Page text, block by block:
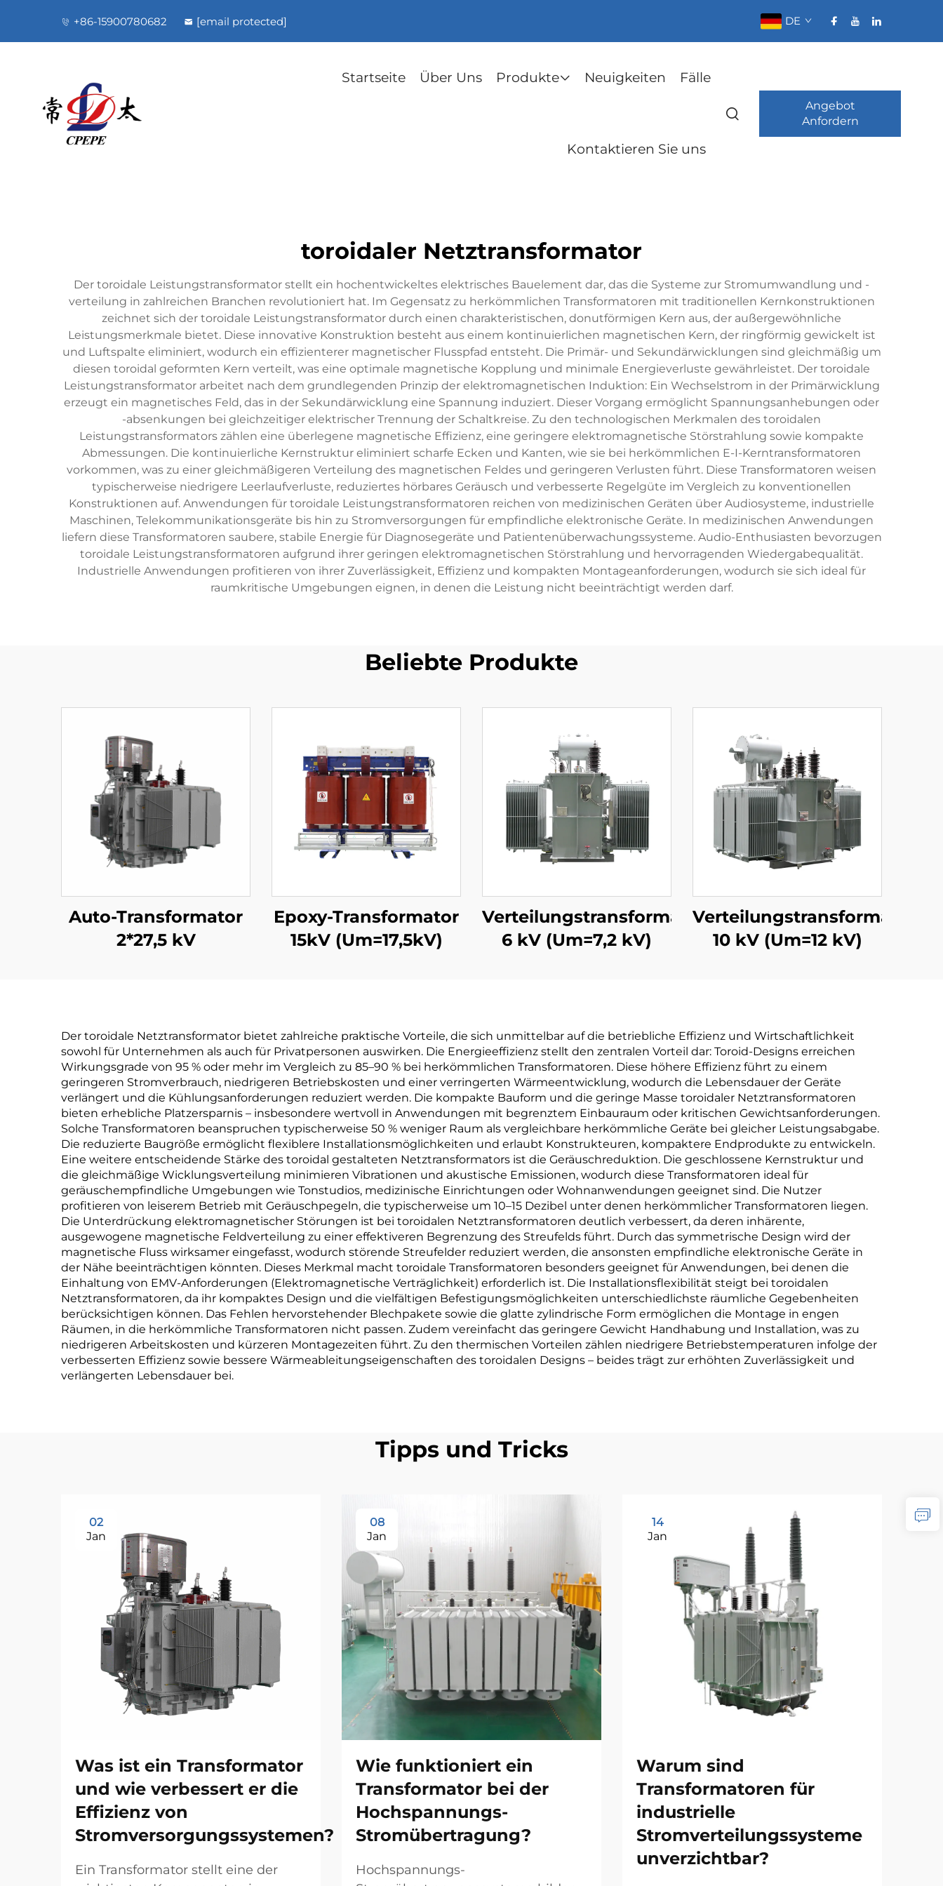
+86-15900780682 [email protected] DE
Startseite Über Uns Produkte Neuigkeiten Fälle
Kontaktieren Sie uns
Angebot
Anfordern
toroidaler Netztransformator
Der toroidale Leistungstransformator stellt ein hochentwickeltes elektrisches Bauelement dar, das die Systeme zur Stromumwandlung und -
verteilung in zahlreichen Branchen revolutioniert hat. Im Gegensatz zu herkömmlichen Transformatoren mit traditionellen Kernkonstruktionen
zeichnet sich der toroidale Leistungstransformator durch einen charakteristischen, donutförmigen Kern aus, der außergewöhnliche
Leistungsmerkmale bietet. Diese innovative Konstruktion besteht aus einem kontinuierlichen magnetischen Kern, der ringförmig gewickelt ist
und Luftspalte eliminiert, wodurch ein effizienterer magnetischer Flusspfad entsteht. Die Primär- und Sekundärwicklungen sind gleichmäßig um
diesen toroidal geformten Kern verteilt, was eine optimale magnetische Kopplung und minimale Energieverluste gewährleistet. Der toroidale
Leistungstransformator arbeitet nach dem grundlegenden Prinzip der elektromagnetischen Induktion: Ein Wechselstrom in der Primärwicklung
erzeugt ein magnetisches Feld, das in der Sekundärwicklung eine Spannung induziert. Dieser Vorgang ermöglicht Spannungsanhebungen oder
-absenkungen bei gleichzeitiger elektrischer Trennung der Schaltkreise. Zu den technologischen Merkmalen des toroidalen
Leistungstransformators zählen eine überlegene magnetische Effizienz, eine geringere elektromagnetische Störstrahlung sowie kompakte
Abmessungen. Die kontinuierliche Kernstruktur eliminiert scharfe Ecken und Kanten, wie sie bei herkömmlichen E-I-Kerntransformatoren
vorkommen, was zu einer gleichmäßigeren Verteilung des magnetischen Feldes und geringeren Verlusten führt. Diese Transformatoren weisen
typischerweise niedrigere Leerlaufverluste, reduziertes hörbares Geräusch und verbesserte Regelgüte im Vergleich zu konventionellen
Konstruktionen auf. Anwendungen für toroidale Leistungstransformatoren reichen von medizinischen Geräten über Audiosysteme, industrielle
Maschinen, Telekommunikationsgeräte bis hin zu Stromversorgungen für empfindliche elektronische Geräte. In medizinischen Anwendungen
liefern diese Transformatoren saubere, stabile Energie für Diagnosegeräte und Patientenüberwachungssysteme. Audio-Enthusiasten bevorzugen
toroidale Leistungstransformatoren aufgrund ihrer geringen elektromagnetischen Störstrahlung und hervorragenden Wiedergabequalität.
Industrielle Anwendungen profitieren von ihrer Zuverlässigkeit, Effizienz und kompakten Montageanforderungen, wodurch sie sich ideal für
raumkritische Umgebungen eignen, in denen die Leistung nicht beeinträchtigt werden darf.
Beliebte Produkte
Auto-Transformator
2*27,5 kV
Epoxy-Transformator
15kV (Um=17,5kV)
Verteilungstransformator
6 kV (Um=7,2 kV)
Verteilungstransformator
10 kV (Um=12 kV)
Der toroidale Netztransformator bietet zahlreiche praktische Vorteile, die sich unmittelbar auf die betriebliche Effizienz und Wirtschaftlichkeit
sowohl für Unternehmen als auch für Privatpersonen auswirken. Die Energieeffizienz stellt den zentralen Vorteil dar: Toroid-Designs erreichen
Wirkungsgrade von 95 % oder mehr im Vergleich zu 85–90 % bei herkömmlichen Transformatoren. Diese höhere Effizienz führt zu einem
geringeren Stromverbrauch, niedrigeren Betriebskosten und einer verringerten Wärmeentwicklung, wodurch die Lebensdauer der Geräte
verlängert und die Kühlungsanforderungen reduziert werden. Die kompakte Bauform und die geringe Masse toroidaler Netztransformatoren
bieten erhebliche Platzersparnis – insbesondere wertvoll in Anwendungen mit begrenztem Einbauraum oder kritischen Gewichtsanforderungen.
Solche Transformatoren beanspruchen typischerweise 50 % weniger Raum als vergleichbare herkömmliche Geräte bei gleicher Leistungsabgabe.
Die reduzierte Baugröße ermöglicht flexiblere Installationsmöglichkeiten und erlaubt Konstrukteuren, kompaktere Endprodukte zu entwickeln.
Eine weitere entscheidende Stärke des toroidal gestalteten Netztransformators ist die Geräuschreduktion. Die geschlossene Kernstruktur und
die gleichmäßige Wicklungsverteilung minimieren Vibrationen und akustische Emissionen, wodurch diese Transformatoren ideal für
geräuschempfindliche Umgebungen wie Tonstudios, medizinische Einrichtungen oder Wohnanwendungen geeignet sind. Die Nutzer
profitieren von leiserem Betrieb mit Geräuschpegeln, die typischerweise um 10–15 Dezibel unter denen herkömmlicher Transformatoren liegen.
Die Unterdrückung elektromagnetischer Störungen ist bei toroidalen Netztransformatoren deutlich verbessert, da deren inhärente,
ausgewogene magnetische Feldverteilung zu einer effektiveren Begrenzung des Streufelds führt. Durch das symmetrische Design wird der
magnetische Fluss wirksamer eingefasst, wodurch störende Streufelder reduziert werden, die ansonsten empfindliche elektronische Geräte in
der Nähe beeinträchtigen könnten. Dieses Merkmal macht toroidale Transformatoren besonders geeignet für Anwendungen, bei denen die
Einhaltung von EMV-Anforderungen (Elektromagnetische Verträglichkeit) erforderlich ist. Die Installationsflexibilität steigt bei toroidalen
Netztransformatoren, da ihr kompaktes Design und die vielfältigen Befestigungsmöglichkeiten unterschiedlichste räumliche Gegebenheiten
berücksichtigen können. Das Fehlen hervorstehender Blechpakete sowie die glatte zylindrische Form ermöglichen die Montage in engen
Räumen, in die herkömmliche Transformatoren nicht passen. Zudem vereinfacht das geringere Gewicht Handhabung und Installation, was zu
niedrigeren Arbeitskosten und kürzeren Montagezeiten führt. Zu den thermischen Vorteilen zählen niedrigere Betriebstemperaturen infolge der
verbesserten Effizienz sowie bessere Wärmeableitungseigenschaften des toroidalen Designs – beides trägt zur erhöhten Zuverlässigkeit und
verlängerten Lebensdauer bei.
Tipps und Tricks
02
Jan
Was ist ein Transformator
und wie verbessert er die
Effizienz von
Stromversorgungssystemen?
Ein Transformator stellt eine der
08
Jan
Wie funktioniert ein
Transformator bei der
Hochspannungs-
Stromübertragung?
Hochspannungs-
14
Jan
Warum sind
Transformatoren für
industrielle
Stromverteilungssysteme
unverzichtbar?